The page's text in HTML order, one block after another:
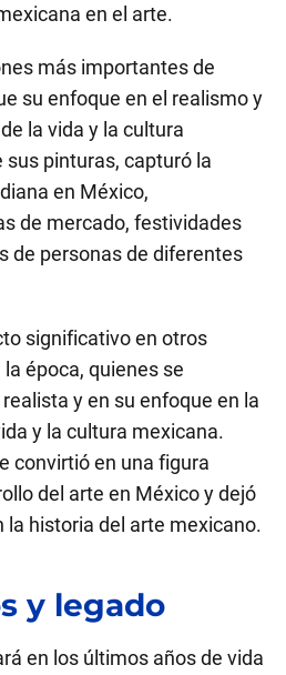
en el arte.
más importantes de
su enfoque en el realismo y
la vida y la cultura
pinturas, capturó la
en México,
de mercado, festividades
de personas de diferentes
significativo en otros
época, quienes se
y en su enfoque en la
y la cultura mexicana.
convirtió en una figura
del arte en México y dejó
la historia del arte mexicano.
y legado
en los últimos años de vida